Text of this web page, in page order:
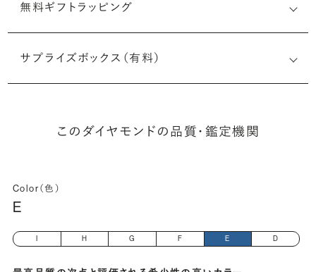
無料ギフトラッピング
サプライズボックス（有料）
このダイヤモンドの品質・鑑定機関
Color（色）
E
H G F E D